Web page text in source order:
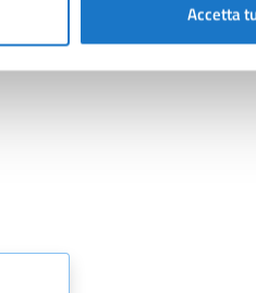
Accetta